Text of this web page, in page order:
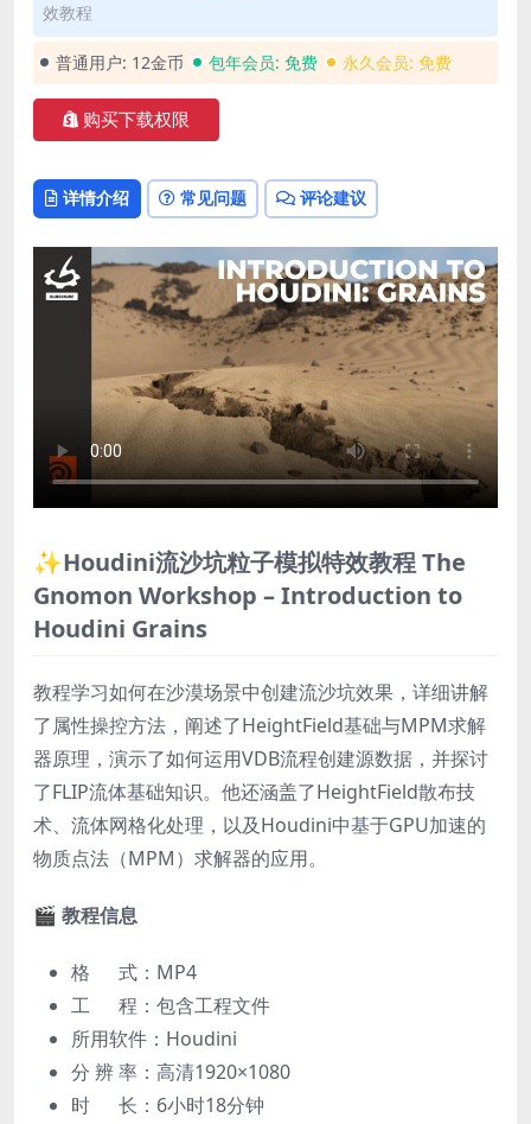
效教程
普通用户: 12金币 包年会员: 免费 永久会员: 免费
购买下载权限
详情介绍 常见问题 评论建议
✨Houdini流沙坑粒子模拟特效教程 The
Gnomon Workshop – Introduction to
Houdini Grains
教程学习如何在沙漠场景中创建流沙坑效果，详细讲解
了属性操控方法，阐述了HeightField基础与MPM求解
器原理，演示了如何运用VDB流程创建源数据，并探讨
了FLIP流体基础知识。他还涵盖了HeightField散布技
术、流体网格化处理，以及Houdini中基于GPU加速的
物质点法（MPM）求解器的应用。
🎬 教程信息
格 式：MP4
工 程：包含工程文件
所用软件：Houdini
分 辨 率：高清1920×1080
时 长：6小时18分钟